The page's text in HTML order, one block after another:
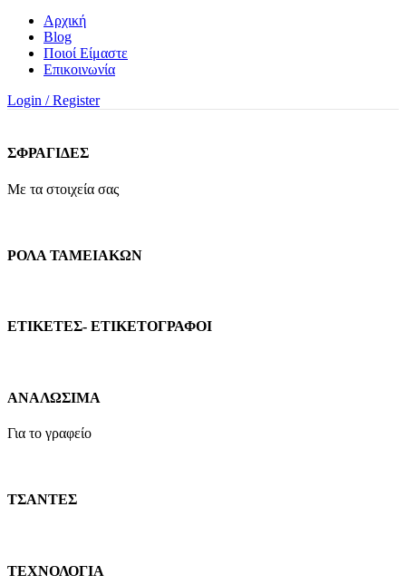
Αρχική
Blog
Ποιοί Είμαστε
Επικοινωνία
Login / Register
ΣΦΡΑΓΙΔΕΣ
Με τα στοιχεία σας
ΡΟΛΑ ΤΑΜΕΙΑΚΩΝ
ΕΤΙΚΕΤΕΣ- ΕΤΙΚΕΤΟΓΡΑΦΟΙ
ΑΝΑΛΩΣΙΜΑ
Για το γραφείο
ΤΣΑΝΤΕΣ
ΤΕΧΝΟΛΟΓΙΑ